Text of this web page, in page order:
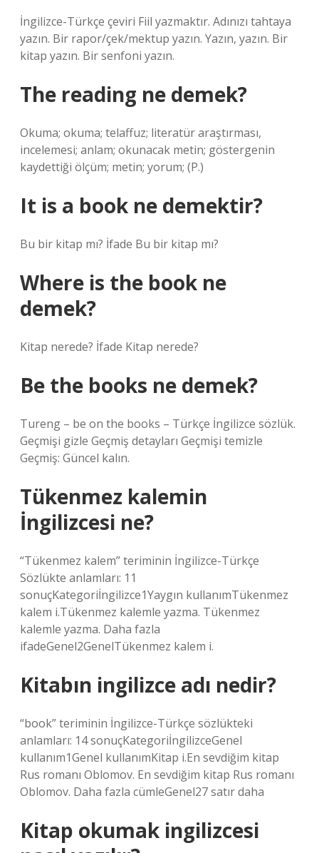
İngilizce-Türkçe çeviri Fiil yazmaktır. Adınızı tahtaya
yazın. Bir rapor/çek/mektup yazın. Yazın, yazın. Bir
kitap yazın. Bir senfoni yazın.
The reading ne demek?
Okuma; okuma; telaffuz; literatür araştırması,
incelemesi; anlam; okunacak metin; göstergenin
kaydettiği ölçüm; metin; yorum; (P.)
It is a book ne demektir?
Bu bir kitap mı? İfade Bu bir kitap mı?
Where is the book ne
demek?
Kitap nerede? İfade Kitap nerede?
Be the books ne demek?
Tureng – be on the books – Türkçe İngilizce sözlük.
Geçmişi gizle Geçmiş detayları Geçmişi temizle
Geçmiş: Güncel kalın.
Tükenmez kalemin
İngilizcesi ne?
“Tükenmez kalem” teriminin İngilizce-Türkçe
Sözlükte anlamları: 11
sonuçKategoriİngilizce1Yaygın kullanımTükenmez
kalem i.Tükenmez kalemle yazma. Tükenmez
kalemle yazma. Daha fazla
ifadeGenel2GenelTükenmez kalem i.
Kitabın ingilizce adı nedir?
“book” teriminin İngilizce-Türkçe sözlükteki
anlamları: 14 sonuçKategoriİngilizceGenel
kullanım1Genel kullanımKitap i.En sevdiğim kitap
Rus romanı Oblomov. En sevdiğim kitap Rus romanı
Oblomov. Daha fazla cümleGenel27 satır daha
Kitap okumak ingilizcesi